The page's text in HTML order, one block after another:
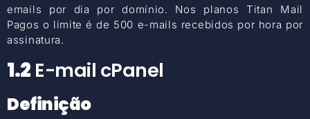
emails por dia por domínio. Nos planos Titan Mail
Pagos o limite é de 500 e-mails recebidos por hora por
assinatura.
1.2 E-mail cPanel
Definição